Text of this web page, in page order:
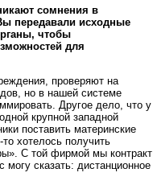
сомнения в
передавали исходные
чтобы
для
проверяют на
но в нашей системе
Другое дело, что у
крупной западной
поставить материнские
хотелось получить
С той фирмой мы контракт
могу сказать: дистанционное